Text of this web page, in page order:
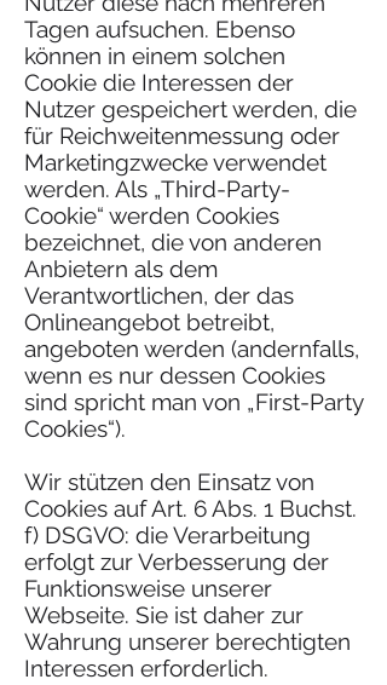
Tagen aufsuchen. Ebenso
können in einem solchen
Cookie die Interessen der
Nutzer gespeichert werden, die
für Reichweitenmessung oder
Marketingzwecke verwendet
werden. Als „Third-Party-
Cookie“ werden Cookies
bezeichnet, die von anderen
Anbietern als dem
Verantwortlichen, der das
Onlineangebot betreibt,
angeboten werden (andernfalls,
wenn es nur dessen Cookies
sind spricht man von „First-Party
Cookies“).
Wir stützen den Einsatz von
Cookies auf Art. 6 Abs. 1 Buchst.
f) DSGVO: die Verarbeitung
erfolgt zur Verbesserung der
Funktionsweise unserer
Webseite. Sie ist daher zur
Wahrung unserer berechtigten
Interessen erforderlich.